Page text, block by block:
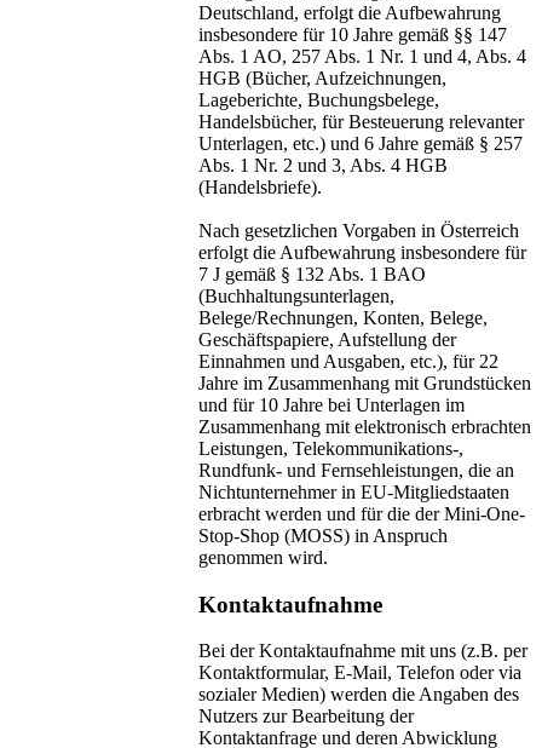
Deutschland, erfolgt die Aufbewahrung
insbesondere für 10 Jahre gemäß §§ 147
Abs. 1 AO, 257 Abs. 1 Nr. 1 und 4, Abs. 4
HGB (Bücher, Aufzeichnungen,
Lageberichte, Buchungsbelege,
Handelsbücher, für Besteuerung relevanter
Unterlagen, etc.) und 6 Jahre gemäß § 257
Abs. 1 Nr. 2 und 3, Abs. 4 HGB
(Handelsbriefe).
Nach gesetzlichen Vorgaben in Österreich
erfolgt die Aufbewahrung insbesondere für
7 J gemäß § 132 Abs. 1 BAO
(Buchhaltungsunterlagen,
Belege/Rechnungen, Konten, Belege,
Geschäftspapiere, Aufstellung der
Einnahmen und Ausgaben, etc.), für 22
Jahre im Zusammenhang mit Grundstücken
und für 10 Jahre bei Unterlagen im
Zusammenhang mit elektronisch erbrachten
Leistungen, Telekommunikations-,
Rundfunk- und Fernsehleistungen, die an
Nichtunternehmer in EU-Mitgliedstaaten
erbracht werden und für die der Mini-One-
Stop-Shop (MOSS) in Anspruch
genommen wird.
Kontaktaufnahme
Bei der Kontaktaufnahme mit uns (z.B. per
Kontaktformular, E-Mail, Telefon oder via
sozialer Medien) werden die Angaben des
Nutzers zur Bearbeitung der
Kontaktanfrage und deren Abwicklung